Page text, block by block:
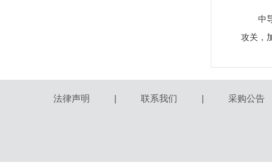
中
攻关，
法律声明 | 联系我们 | 采购公告